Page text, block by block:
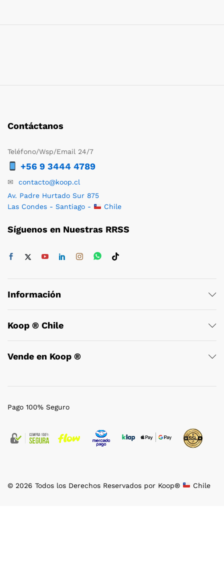
Contáctanos
Teléfono/Wsp/Email 24/7
+56 9 3444 4789
✉ contacto@koop.cl
Av. Padre Hurtado Sur 875
Las Condes - Santiago -
Chile
Síguenos en Nuestras RRSS
Información
Koop ® Chile
Vende en Koop ®
© 2026 Todos los Derechos Reservados por Koop® Chile
Pago 100% Seguro